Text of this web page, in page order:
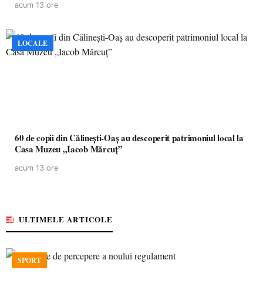
acum 13 ore
LOCALE
60 de copii din Călinești-Oaș au descoperit patrimoniul local la
Casa Muzeu „Iacob Mărcuț”
acum 13 ore
ULTIMELE ARTICOLE
SPORT